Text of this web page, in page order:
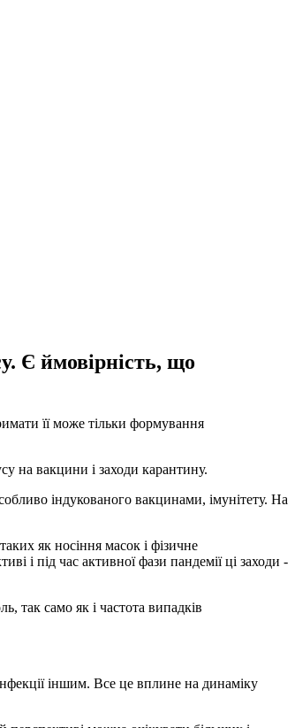
Є ймовірність, що
її може тільки формування
на вакцини і заходи карантину.
індукованого вакцинами, імунітету. На
як носіння масок і фізичне
і під час активної фази пандемії ці заходи -
так само як і частота випадків
іншим. Все це вплине на динаміку